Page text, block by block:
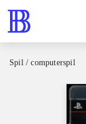
Spil / computerspil